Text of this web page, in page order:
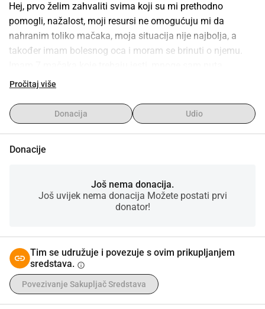
Hej, prvo želim zahvaliti svima koji su mi prethodno
pomogli, nažalost, moji resursi ne omogućuju mi da
nahranim toliko mačaka, moja situacija nije najbolja, a
također imam bolesnog oca i moram se brinuti o njemu.
oduzela kruh iz usta da bih ih nahranila, teško je. Nadam
kastrirati. Mislim da je briga o mačkama blagoslov za cijeli
život, prije ili kasnije, baš kao i pomaganje njima. Hvala
Hvala svima koji su mi na bilo koji način pomogli s
brzo rastu i nadam se da će uskoro biti udomljeni. Hvala na
svemu.
Pročitaj više
Donacija Udio
Donacije
Još nema donacija.
Još uvijek nema donacija Možete postati prvi
donator!
Tim se udružuje i povezuje s ovim prikupljanjem
sredstava. info
Povezivanje Sakupljač Sredstava